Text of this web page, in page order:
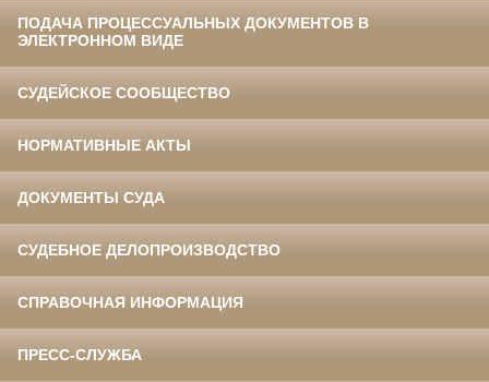
ПОДАЧА ПРОЦЕССУАЛЬНЫХ ДОКУМЕНТОВ В
ЭЛЕКТРОННОМ ВИДЕ
СУДЕЙСКОЕ СООБЩЕСТВО
НОРМАТИВНЫЕ АКТЫ
ДОКУМЕНТЫ СУДА
СУДЕБНОЕ ДЕЛОПРОИЗВОДСТВО
СПРАВОЧНАЯ ИНФОРМАЦИЯ
ПРЕСС-СЛУЖБА